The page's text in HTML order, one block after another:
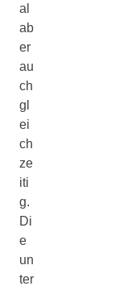
al
ab
er
au
ch
gl
ei
ch
ze
iti
g.
Di
e
un
ter